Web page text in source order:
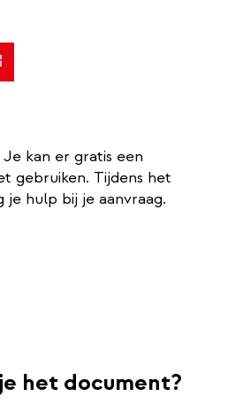
Je kan er gratis een
gebruiken. Tijdens het
je hulp bij je aanvraag.
het document?